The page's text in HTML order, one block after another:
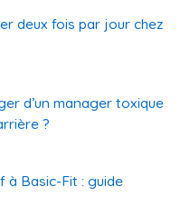
deux fois par jour chez
d’un manager toxique
?
à Basic-Fit : guide